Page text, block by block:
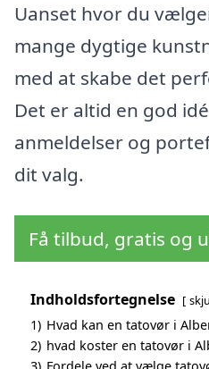
Uanset hvor du
mange dygtige
med at skabe det
Det er altid en god
anmeldelser og
dit valg.
Få tilbud, gratis og
Indholdsfortegnelse
1) Hvad kan en tatovør i
2) hvad koster en tatovør i